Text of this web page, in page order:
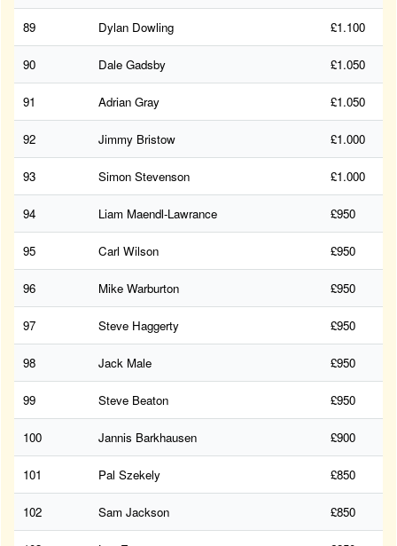
89 Dylan Dowling £1.100
90 Dale Gadsby £1.050
91 Adrian Gray £1.050
92 Jimmy Bristow £1.000
93 Simon Stevenson £1.000
94 Liam Maendl-Lawrance £950
95 Carl Wilson £950
96 Mike Warburton £950
97 Steve Haggerty £950
98 Jack Male £950
99 Steve Beaton £950
100 Jannis Barkhausen £900
101 Pal Szekely £850
102 Sam Jackson £850